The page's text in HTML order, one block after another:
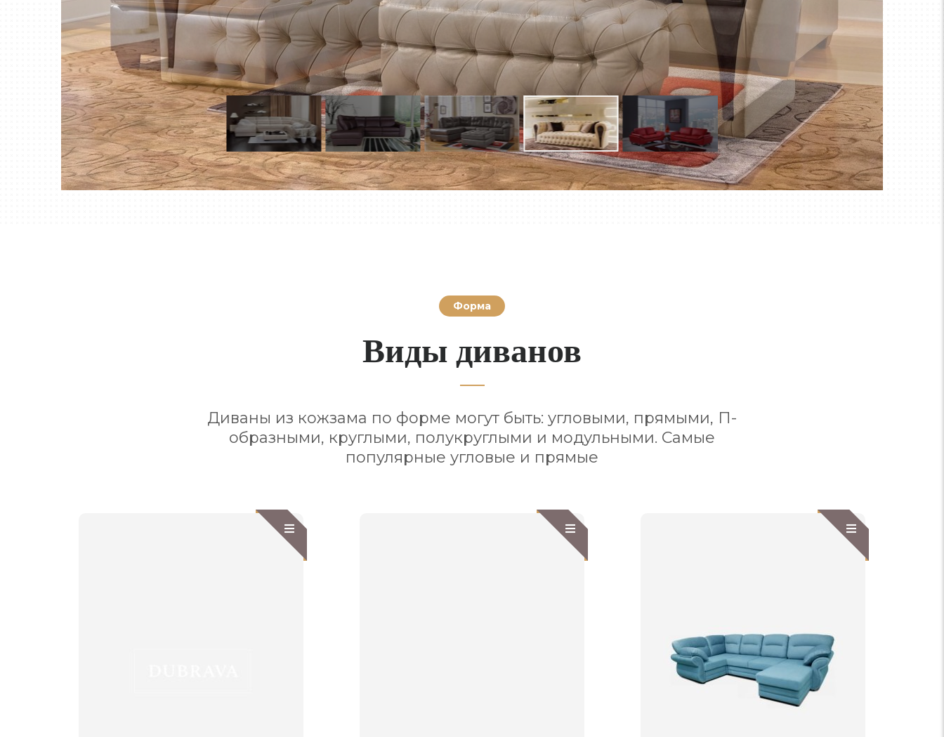
Форма
Виды диванов
Диваны из кожзама по форме могут быть: угловыми, прямыми, П-
образными, круглыми, полукруглыми и модульными. Самые
популярные угловые и прямые